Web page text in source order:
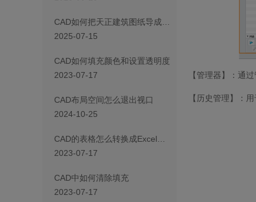
CAD如何把天正建筑图纸导成天正T3/T8/T9格式版本
2025-07-15
CAD如何填充颜色和设置透明度
2023-07-17
CAD布局空间怎么退出视口
2024-10-25
CAD 的表格怎么转换成Excel表格
2023-07-17
CAD 中如何清除填充
2023-07-17
【管理器】：通
【历史管理】：